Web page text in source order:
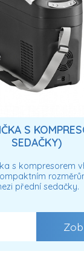
S
SEDAČKY)
s kompresorem
přední sedačky.